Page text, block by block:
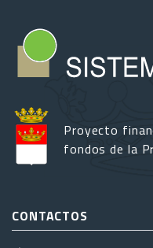
Proyecto
fondos de la
CONTACTOS